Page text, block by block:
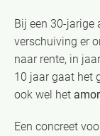
Bij een 30-jarige
verschuiving er
naar rente, in
10 jaar gaat het
ook wel het
Een concreet